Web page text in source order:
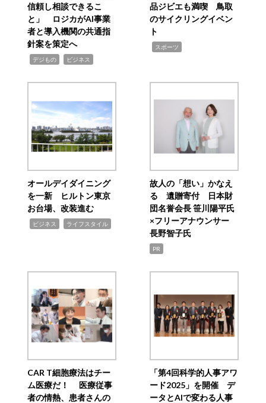
信頼し相談できるこ
と」 ロジカがAI事業
者と導入機関の共通指
針案を策定へ
デジもの ビジネス
品ジビエも満喫 鳥取
のサイクリングイベン
ト
スポーツ
オールデイダイニング
を一新 ヒルトン東京
お台場、改装進む
ビジネス ライフスタイル
故人の「想い」かなえ
る 遺贈寄付 日本財
団名誉会長 笹川陽平氏
×フリーアナウンサー
長野智子氏
PR
CAR T細胞療法はチー
ム医療だ！ 医療従事
者の情熱、患者さんの
「第4回科学的人事アワ
ード2025」を開催 デ
ータとAIで変わる人事